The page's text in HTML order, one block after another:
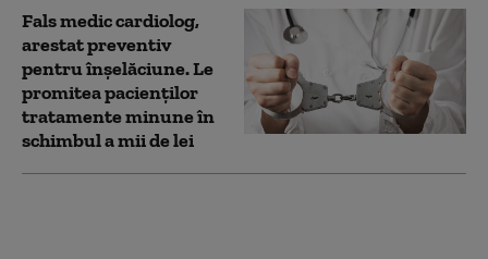
Fals medic cardiolog,
arestat preventiv
pentru înșelăciune. Le
promitea pacienților
tratamente minune în
schimbul a mii de lei